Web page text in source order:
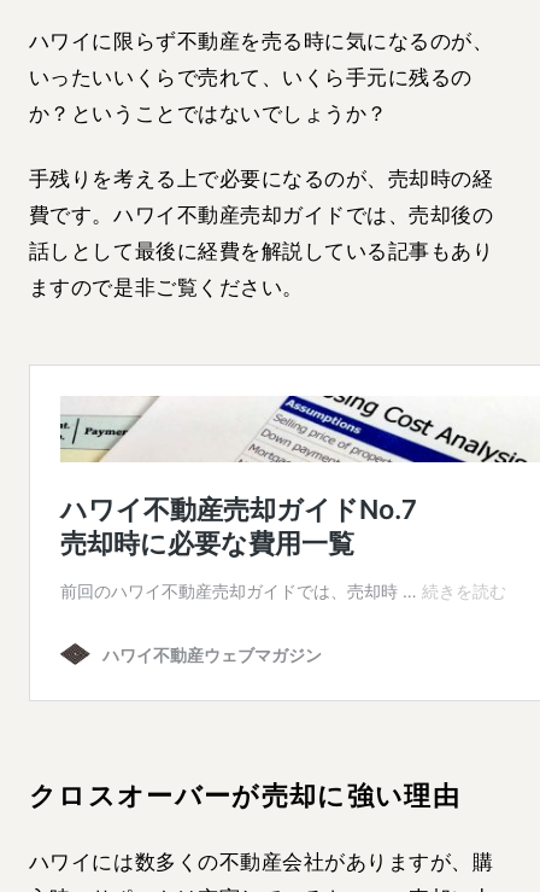
ハワイに限らず不動産を売る時に気になるのが、
いったいいくらで売れて、いくら手元に残るの
か？ということではないでしょうか？
手残りを考える上で必要になるのが、売却時の経
費です。ハワイ不動産売却ガイドでは、売却後の
話しとして最後に経費を解説している記事もあり
ますので是非ご覧ください。
クロスオーバーが売却に強い理由
ハワイには数多くの不動産会社がありますが、購